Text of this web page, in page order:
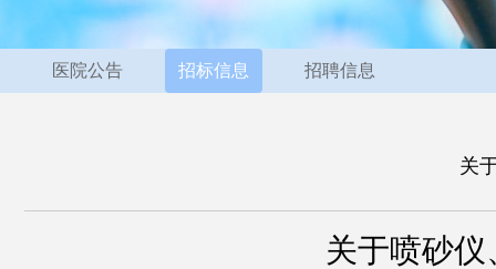
医院公告 招标信息 招聘信息
关
关于喷砂